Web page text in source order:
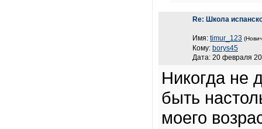
Re: Школа
Имя: timur_123
Кому: borys45
Дата: 20 февраля
Никогда не
быть
моего